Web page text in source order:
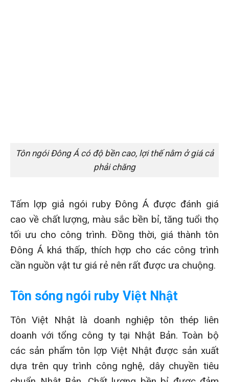
Tôn ngói Đông Á có độ bền cao, lợi thế nằm ở giá cả
phải chăng
Tấm lợp giả ngói ruby Đông Á được đánh giá
cao về chất lượng, màu sắc bền bỉ, tăng tuổi thọ
tối ưu cho công trình. Đồng thời, giá thành tôn
Đông Á khá thấp, thích hợp cho các công trình
cần nguồn vật tư giá rẻ nên rất được ưa chuộng.
Tôn sóng ngói ruby Việt Nhật
Tôn Việt Nhật là doanh nghiệp tôn thép liên
doanh với tổng công ty tại Nhật Bản. Toàn bộ
các sản phẩm tôn lợp Việt Nhật được sản xuất
dựa trên quy trình công nghệ, dây chuyền tiêu